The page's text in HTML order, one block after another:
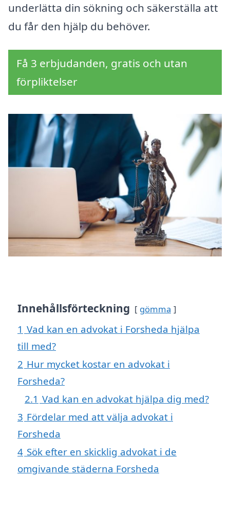
underlätta din sökning och säkerställa att
du får den hjälp du behöver.
Få 3 erbjudanden, gratis och utan
förpliktelser
Innehållsförteckning gömma
1 Vad kan en advokat i Forsheda hjälpa
till med?
2 Hur mycket kostar en advokat i
Forsheda?
2.1 Vad kan en advokat hjälpa dig med?
3 Fördelar med att välja advokat i
Forsheda
4 Sök efter en skicklig advokat i de
omgivande städerna Forsheda